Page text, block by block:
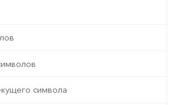
символа